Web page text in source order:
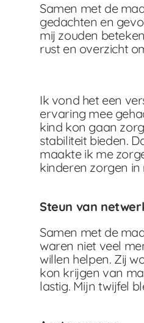
Samen met de
gedachten en
mij zouden
rust en overzicht
Ik vond het een
ervaring mee
kind kon gaan
stabiliteit bieden.
maakte ik me
kinderen zorgen
Steun van
Samen met de
waren niet veel
willen helpen. Zij
kon krijgen van
lastig. Mijn twijfel